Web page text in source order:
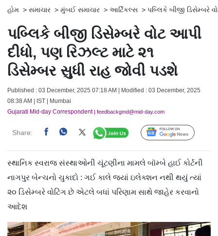
હોમ > સમાચાર > મુંબઈ સમાચાર > આર્ટિકલ્સ > પબ્લિકે બીજી ડિસેમ્બરે
પબ્લિકે બીજી ડિસેમ્બરે વોટ આપી
દીધો, પણ રિઝલ્ટ માટે ૨૧
ડિસેમ્બર સુધી રાહ જોવી પડશે
Published : 03 December, 2025 07:18 AM | Modified : 03 December, 2025
08:38 AM | IST | Mumbai
Gujarati Mid-day Correspondent| feedbackgmd@mid-day.com
Share: Follow Us
સ્થાનિક સ્વરાજ સંસ્થાઓની ચૂંટણીના મામલે બૉમ્બે હાઈ કોર્ટની
નાગપુર બેન્ચનો ચુકાદો : ગઈ કાલે જ્યાં ઇલેક્શન નથી થયું ત્યાં
૨૦ ડિસેમ્બરે વોટિંગ છે એટલે બધાં પરિણામ સાથે જાહેર કરવાનો
આદેશ